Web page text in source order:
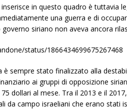
in questo quadro è tuttavia
una guerra e di
siriano non aveva ancora
status/1866434699675267468
è sempre stato finalizzato alla
ai gruppi di opposizione
dollari al mese. Tra il 2013 e il
da campo israeliani che erano stati